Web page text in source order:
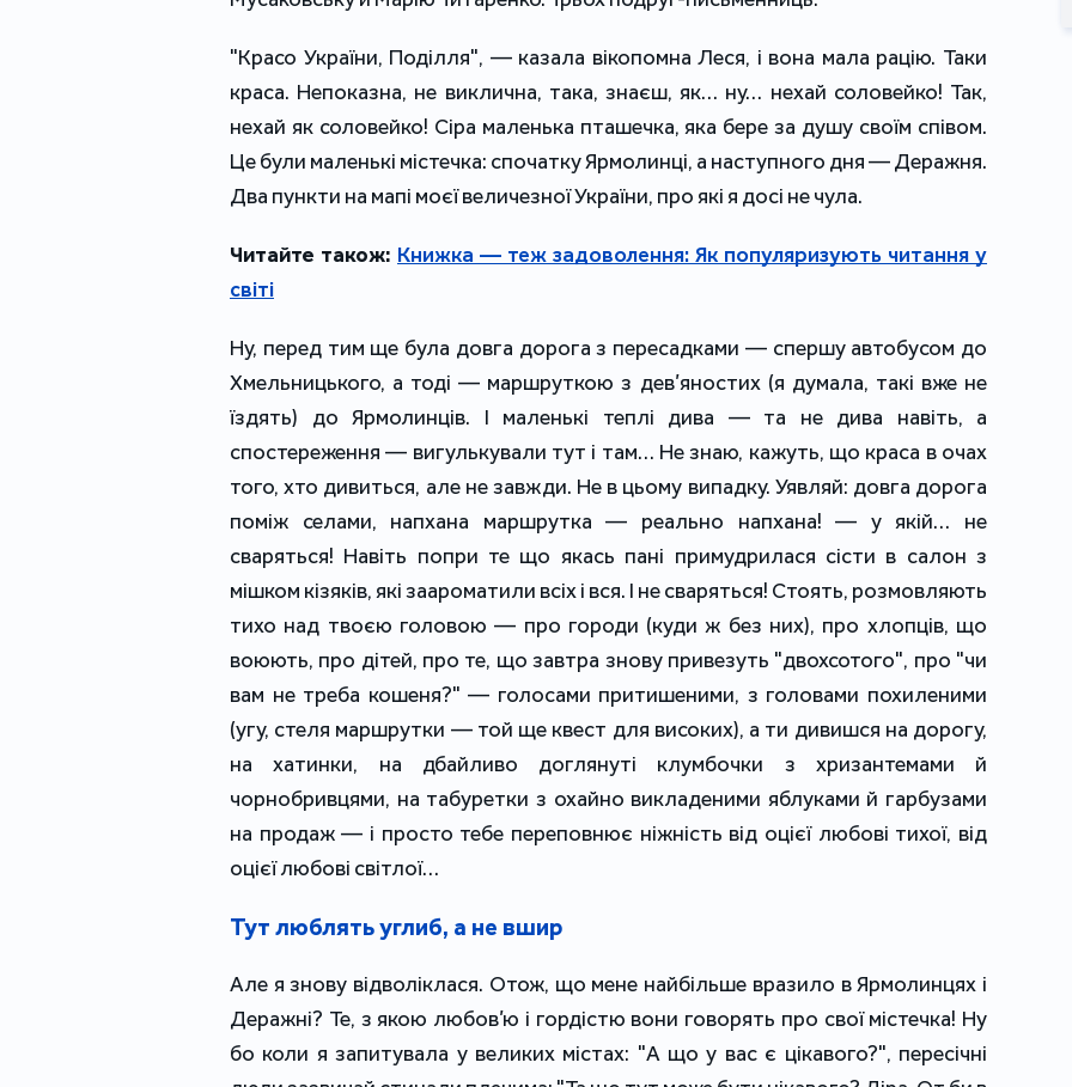
"Красо України, Поділля", — казала вікопомна Леся, і вона мала рацію. Таки
краса. Непоказна, не виклична, така, знаєш, як… ну… нехай соловейко! Так,
нехай як соловейко! Сіра маленька пташечка, яка бере за душу своїм співом.
Це були маленькі містечка: спочатку Ярмолинці, а наступного дня — Деражня.
Два пункти на мапі моєї величезної України, про які я досі не чула.
Читайте також: Книжка — теж задоволення: Як популяризують читання у
світі
Ну, перед тим ще була довга дорога з пересадками — спершу автобусом до
Хмельницького, а тоді — маршруткою з дев’яностих (я думала, такі вже не
їздять) до Ярмолинців. І маленькі теплі дива — та не дива навіть, а
спостереження — вигулькували тут і там… Не знаю, кажуть, що краса в очах
того, хто дивиться, але не завжди. Не в цьому випадку. Уявляй: довга дорога
поміж селами, напхана маршрутка — реально напхана! — у якій… не
сваряться! Навіть попри те що якась пані примудрилася сісти в салон з
мішком кізяків, які заароматили всіх і вся. І не сваряться! Стоять, розмовляють
тихо над твоєю головою — про городи (куди ж без них), про хлопців, що
воюють, про дітей, про те, що завтра знову привезуть "двохсотого", про "чи
вам не треба кошеня?" — голосами притишеними, з головами похиленими
(угу, стеля маршрутки — той ще квест для високих), а ти дивишся на дорогу,
на хатинки, на дбайливо доглянуті клумбочки з хризантемами й
чорнобривцями, на табуретки з охайно викладеними яблуками й гарбузами
на продаж — і просто тебе переповнює ніжність від оцієї любові тихої, від
оцієї любові світлої…
Тут люблять углиб, а не вшир
Але я знову відволіклася. Отож, що мене найбільше вразило в Ярмолинцях і
Деражні? Те, з якою любов’ю і гордістю вони говорять про свої містечка! Ну
бо коли я запитувала у великих містах: "А що у вас є цікавого?", пересічні